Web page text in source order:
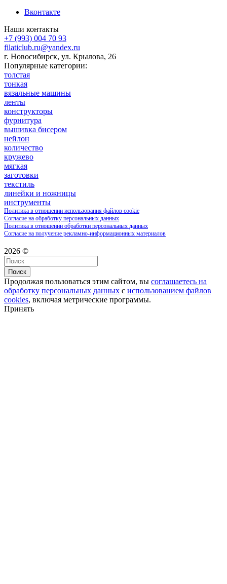
Вконтакте
Наши контакты
+7 (993) 004 70 93
filaticlub.ru@yandex.ru
г. Новосибирск, ул. Крылова, 26
Популярные категории:
толстая
тонкая
вязальные машины
ленты
конструкторы
фурнитура
вышивка бисером
нейлон
количество
кружево
мягкая
заготовки
текстиль
линейки и ножницы
инструменты
Политика в отношении использования файлов cookie
Согласие на обработку персональных данных
Политика в отношении обработки персональных данных
Согласие на получение рекламно-информационных материалов
2026 ©
Поиск
Продолжая пользоваться этим сайтом, вы соглашаетесь на
обработку персональных данных с использованием файлов
cookies, включая метрические программы.
Принять